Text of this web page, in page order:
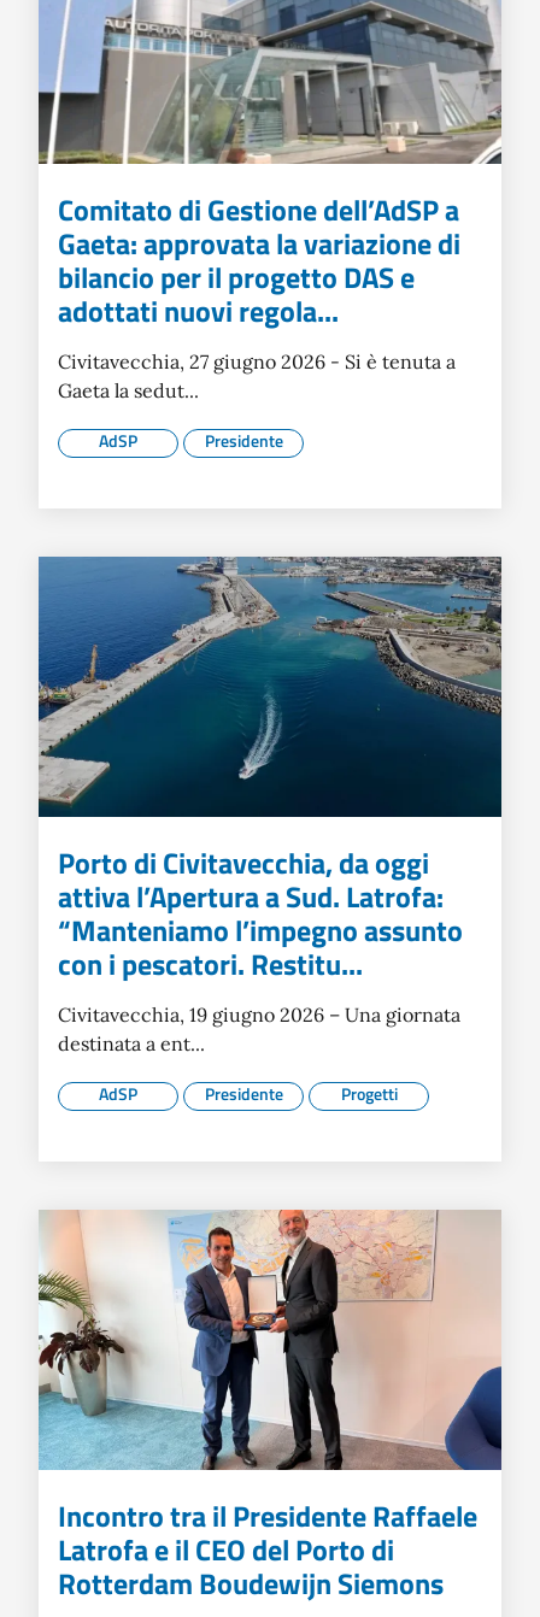
Comitato di Gestione dell’AdSP a
Gaeta: approvata la variazione di
bilancio per il progetto DAS e
adottati nuovi regola...
Civitavecchia, 27 giugno 2026 - Si è tenuta a
Gaeta la sedut...
AdSP Presidente
Porto di Civitavecchia, da oggi
attiva l’Apertura a Sud. Latrofa:
“Manteniamo l’impegno assunto
con i pescatori. Restitu...
Civitavecchia, 19 giugno 2026 – Una giornata
destinata a ent...
AdSP Presidente Progetti
Incontro tra il Presidente Raffaele
Latrofa e il CEO del Porto di
Rotterdam Boudewijn Siemons